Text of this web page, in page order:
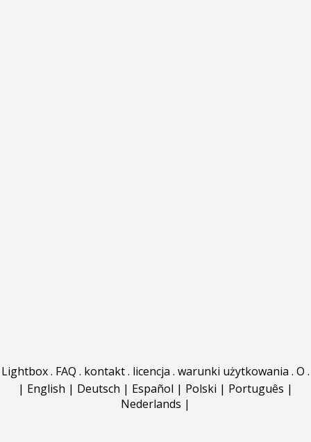
Lightbox. FAQ . kontakt. licencja . warunki użytkowania . O .
| English | Deutsch | Español | Polski | Português |
Nederlands |